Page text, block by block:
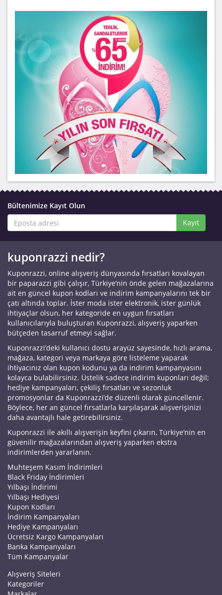
Bültenimize Kayıt Olun
Kayıt
kuponrazzi nedir?
Kuponrazzi, online alışveriş dünyasında fırsatları kovalayan
bir paparazzi gibi çalışır, Türkiye’nin önde gelen mağazalarına
ait en güncel kupon kodları ve indirim kampanyalarını tek bir
çatı altında toplar. İster moda ister elektronik, ister günlük
ihtiyaçlar olsun, her kategoride en uygun fırsatları
kullanıcılarıyla buluşturan Kuponrazzi, alışveriş yaparken
bütçeden tasarruf etmeyi sağlar.
Kuponrazzi’deki kullanıcı dostu arayüz sayesinde, hızlı arama,
mağaza, kategori veya markaya göre listeleme yaparak
ihtiyacınız olan kupon kodunu ya da indirim kampanyasını
kolayca bulabilirsiniz. Üstelik sadece indirim kuponları değil;
hediye kampanyaları, çekiliş fırsatları ve sezonluk
promosyonlar da Kuponrazzi’de düzenli olarak güncellenir.
Böylece, her an güncel fırsatlarla karşılaşarak alışverişinizi
daha avantajlı hale getirebilirsiniz.
Kuponrazzi ile akıllı alışverişin keyfini çıkarın, Türkiye’nin en
güvenilir mağazalarından alışveriş yaparken ekstra
indirimlerden yararlanın.
Muhteşem Kasım İndirimleri
Black Friday İndirimleri
Yılbaşı İndirimi
Yılbaşı Hediyesi
Kupon Kodları
İndirim Kampanyaları
Hediye Kampanyaları
Ücretsiz Kargo Kampanyaları
Banka Kampanyaları
Tüm Kampanyalar
Alışveriş Siteleri
Kategoriler